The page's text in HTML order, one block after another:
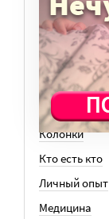
ТЕМЫ
Вера
Законы
История
Колонки
Кто есть кто
Личный опыт
Медицина